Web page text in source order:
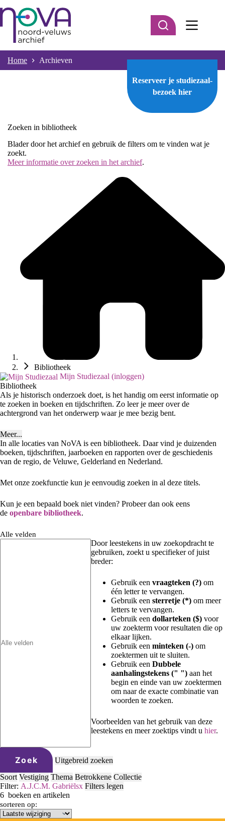
naar
inhoud
Home Archieven
Reserveer je studiezaal-
bezoek hier
Zoeken in bibliotheek
Blader door het archief en gebruik de filters om te vinden wat je
zoekt.
Meer informatie over zoeken in het archief.
Bibliotheek
Mijn Studiezaal (inloggen)
Bibliotheek
Als je historisch onderzoek doet, is het handig om eerst informatie op
te zoeken in boeken en tijdschriften. Zo leer je meer over de
achtergrond van het onderwerp waar je mee bezig bent.
Meer...
In alle locaties van NoVA is een bibliotheek. Daar vind je duizenden
boeken, tijdschriften, jaarboeken en rapporten over de geschiedenis
van de regio, de Veluwe, Gelderland en Nederland.
Met onze zoekfunctie kun je eenvoudig zoeken in al deze titels.
Kun je een bepaald boek niet vinden? Probeer dan ook eens
de openbare bibliotheek.
Alle velden
Door leestekens in uw zoekopdracht te
gebruiken, zoekt u specifieker of juist
breder:
Gebruik een vraagteken (?) om
één letter te vervangen.
Gebruik een sterretje (*) om meer
letters te vervangen.
Gebruik een dollarteken ($) voor
uw zoekterm voor resultaten die op
elkaar lijken.
Gebruik een minteken (-) om
zoektermen uit te sluiten.
Gebruik een Dubbele
aanhalingstekens (" ") aan het
begin en einde van uw zoektermen
om naar de exacte combinatie van
woorden te zoeken.
Voorbeelden van het gebruik van deze
leestekens en meer zoektips vindt u hier.
Zoek
Uitgebreid zoeken
Soort Vestiging Thema Betrokkene Collectie
Filter: A.J.C.M. Gabriëlsx Filters legen
6 boeken en artikelen
sorteren op: